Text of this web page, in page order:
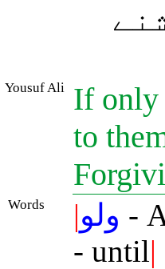
Yousuf Ali
If only
to
Words |ولو -
- until|